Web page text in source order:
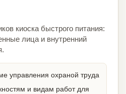
киоска быстрого питания:
лица и внутренний
управления охраной труда
и видам работ для